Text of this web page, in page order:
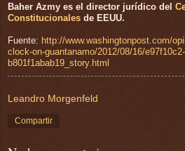
Baher Azmy es el director jurídico del
Constitucionales de EEUU.
Fuente: http://www.washingtonpost.com/
clock-on-guantanamo/2012/08/16/
b801f1abab19_story.html
Leandro Morgenfeld
Compartir